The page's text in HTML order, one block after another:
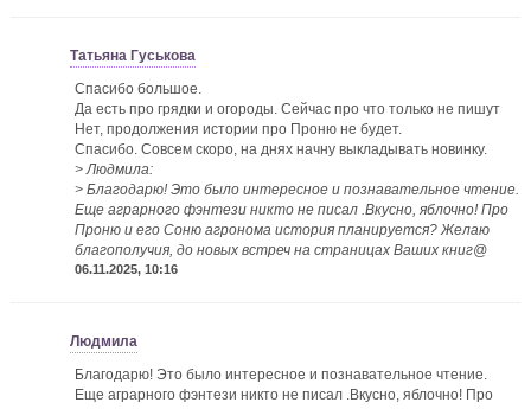
Татьяна Гуськова
Спасибо большое.
Да есть про грядки и огороды. Сейчас про что только не пишут
Нет, продолжения истории про Проню не будет.
Спасибо. Совсем скоро, на днях начну выкладывать новинку.
> Людмила:
> Благодарю! Это было интересное и познавательное чтение.
Еще аграрного фэнтези никто не писал .Вкусно, яблочно! Про
Проню и его Соню агронома история планируется? Желаю
благополучия, до новых встреч на страницах Ваших книг@
06.11.2025, 10:16
Людмила
Благодарю! Это было интересное и познавательное чтение.
Еще аграрного фэнтези никто не писал .Вкусно, яблочно! Про